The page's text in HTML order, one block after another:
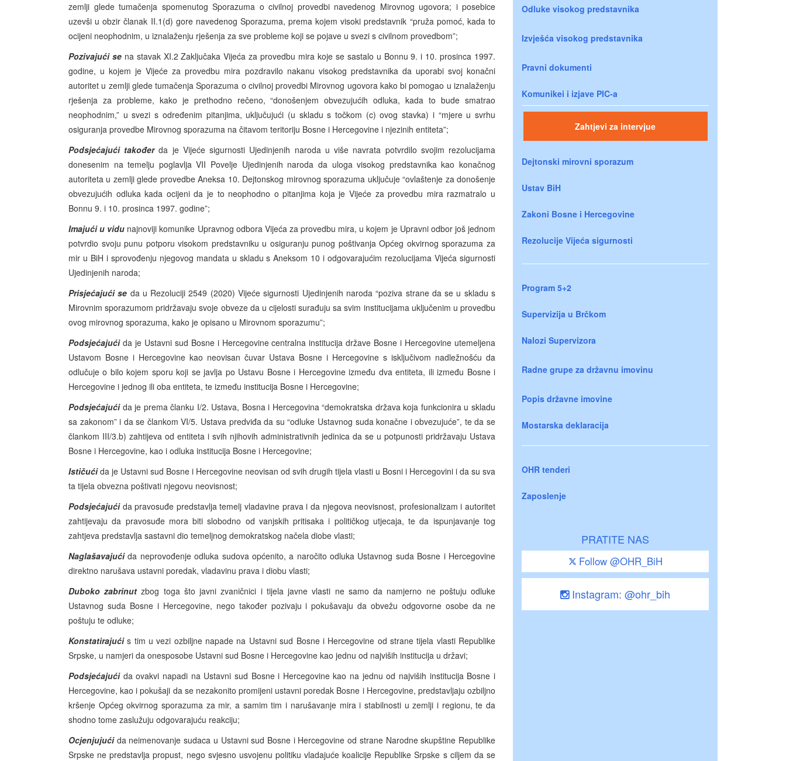
zemlji glede tumačenja spomenutog Sporazuma o civilnoj provedbi navedenog Mirovnog ugovora; i posebice
uzevši u obzir članak II.1(d) gore navedenog Sporazuma, prema kojem visoki predstavnik “pruža pomoć, kada to
ocijeni neophodnim, u iznalaženju rješenja za sve probleme koji se pojave u svezi s civilnom provedbom”;
Pozivajući sena stavak XI.2 Zaključaka Vijeća za provedbu mira koje se sastalo u Bonnu 9. i 10. prosinca 1997.
godine, u kojem je Vijeće za provedbu mira pozdravilo nakanu visokog predstavnika da uporabi svoj konačni
autoritet u zemlji glede tumačenja Sporazuma o civilnoj provedbi Mirovnog ugovora kako bi pomogao u iznalaženju
rješenja za probleme, kako je prethodno rečeno, “donošenjem obvezujućih odluka, kada to bude smatrao
neophodnim,” u svezi s određenim pitanjima, uključujući (u skladu s točkom (c) ovog stavka) i “mjere u svrhu
osiguranja provedbe Mirovnog sporazuma na čitavom teritoriju Bosne i Hercegovine i njezinih entiteta”;
Podsjećajući takođerda je Vijeće sigurnosti Ujedinjenih naroda u više navrata potvrdilo svojim rezolucijama
donesenim na temelju poglavlja VII Povelje Ujedinjenih naroda da uloga visokog predstavnika kao konačnog
autoriteta u zemlji glede provedbe Aneksa 10. Dejtonskog mirovnog sporazuma uključuje “ovlaštenje za donošenje
obvezujućih odluka kada ocijeni da je to neophodno o pitanjima koja je Vijeće za provedbu mira razmatralo u
Bonnu 9. i 10. prosinca 1997. godine”;
Imajući u vidu najnoviji komunike Upravnog odbora Vijeća za provedbu mira, u kojem je Upravni odbor još jednom
potvrdio svoju punu potporu visokom predstavniku u osiguranju punog poštivanja Općeg okvirnog sporazuma za
mir u BiH i sprovođenju njegovog mandata u skladu s Aneksom 10 i odgovarajućim rezolucijama Vijeća sigurnosti
Ujedinjenih naroda;
Prisjećajući se da u Rezoluciji 2549 (2020) Vijeće sigurnosti Ujedinjenih naroda “poziva strane da se u skladu s
Mirovnim sporazumom pridržavaju svoje obveze da u cijelosti surađuju sa svim institucijama uključenim u provedbu
ovog mirovnog sporazuma, kako je opisano u Mirovnom sporazumu”;
Podsjećajući da je Ustavni sud Bosne i Hercegovine centralna institucija države Bosne i Hercegovine utemeljena
Ustavom Bosne i Hercegovine kao neovisan čuvar Ustava Bosne i Hercegovine s isključivom nadležnošću da
odlučuje o bilo kojem sporu koji se javlja po Ustavu Bosne i Hercegovine između dva entiteta, ili između Bosne i
Hercegovine i jednog ili oba entiteta, te između institucija Bosne i Hercegovine;
Podsjećajući da je prema članku I/2. Ustava, Bosna i Hercegovina “demokratska država koja funkcionira u skladu
sa zakonom” i da se člankom VI/5. Ustava predviđa da su “odluke Ustavnog suda konačne i obvezujuće”, te da se
člankom III/3.b) zahtijeva od entiteta i svih njihovih administrativnih jedinica da se u potpunosti pridržavaju Ustava
Bosne i Hercegovine, kao i odluka institucija Bosne i Hercegovine;
Ističućida je Ustavni sud Bosne i Hercegovine neovisan od svih drugih tijela vlasti u Bosni i Hercegovini i da su sva
ta tijela obvezna poštivati njegovu neovisnost;
Podsjećajući da pravosuđe predstavlja temelj vladavine prava i da njegova neovisnost, profesionalizam i autoritet
zahtijevaju da pravosuđe mora biti slobodno od vanjskih pritisaka i političkog utjecaja, te da ispunjavanje tog
zahtjeva predstavlja sastavni dio temeljnog demokratskog načela diobe vlasti;
Naglašavajućida neprovođenje odluka sudova općenito, a naročito odluka Ustavnog suda Bosne i Hercegovine
direktno narušava ustavni poredak, vladavinu prava i diobu vlasti;
Duboko zabrinutzbog toga što javni zvaničnici i tijela javne vlasti ne samo da namjerno ne poštuju odluke
Ustavnog suda Bosne i Hercegovine, nego također pozivaju i pokušavaju da obvežu odgovorne osobe da ne
poštuju te odluke;
Konstatirajućis tim u vezi ozbiljne napade na Ustavni sud Bosne i Hercegovine od strane tijela vlasti Republike
Srpske, u namjeri da onesposobe Ustavni sud Bosne i Hercegovine kao jednu od najviših institucija u državi;
Podsjećajući da ovakvi napadi na Ustavni sud Bosne i Hercegovine kao na jednu od najviših institucija Bosne i
Hercegovine, kao i pokušaji da se nezakonito promijeni ustavni poredak Bosne i Hercegovine, predstavljaju ozbiljno
kršenje Općeg okvirnog sporazuma za mir, a samim tim i narušavanje mira i stabilnosti u zemlji i regionu, te da
shodno tome zaslužuju odgovarajuću reakciju;
Ocjenjujući da neimenovanje sudaca u Ustavni sud Bosne i Hercegovine od strane Narodne skupštine Republike
Srpske ne predstavlja propust, nego svjesno usvojenu politiku vladajuće koalicije Republike Srpske s ciljem da se
Odluke visokog predstavnika
Izvješća visokog predstavnika
Pravni dokumenti
Komunikei i izjave PIC-a
Zahtjevi za intervjue
Dejtonski mirovni sporazum
Ustav BiH
Zakoni Bosne i Hercegovine
Rezolucije Vijeća sigurnosti
Program 5+2
Supervizija u Brčkom
Nalozi Supervizora
Radne grupe za državnu imovinu
Popis državne imovine
Mostarska deklaracija
OHR tenderi
Zaposlenje
PRATITE NAS
Follow @OHR_BiH
Instagram: @ohr_bih